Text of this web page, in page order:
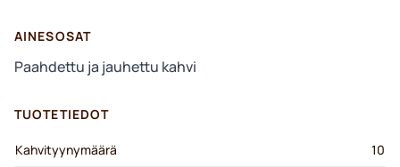
AINESOSAT
Paahdettu ja jauhettu kahvi
TUOTETIEDOT
Kahvityynymäärä
10